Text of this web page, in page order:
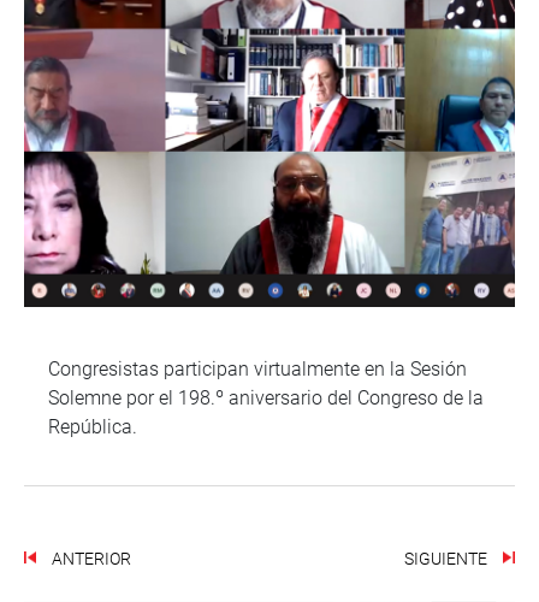
Congresistas participan virtualmente en la Sesión
Solemne por el 198.º aniversario del Congreso de la
República.
ANTERIOR SIGUIENTE